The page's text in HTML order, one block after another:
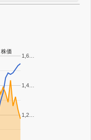
株価
1,2…
1,4…
1,6…